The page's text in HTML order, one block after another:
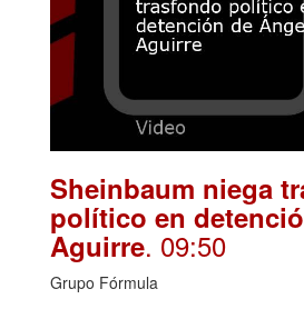
Sheinbaum niega
político en
Aguirre. 09:50
Grupo Fórmula